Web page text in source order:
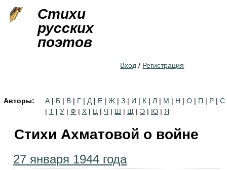
Стихи
русских
поэтов
Вход / Регистрация
Авторы: А | Б | В | Г | Д | Е | Ж | З | И | К | Л | М | Н | О | П | Р | С
| Т | У | Ф | Х | Ц | Ч | Ш | Щ | Э | Ю | Я
Стихи Ахматовой о войне
27 января 1944 года